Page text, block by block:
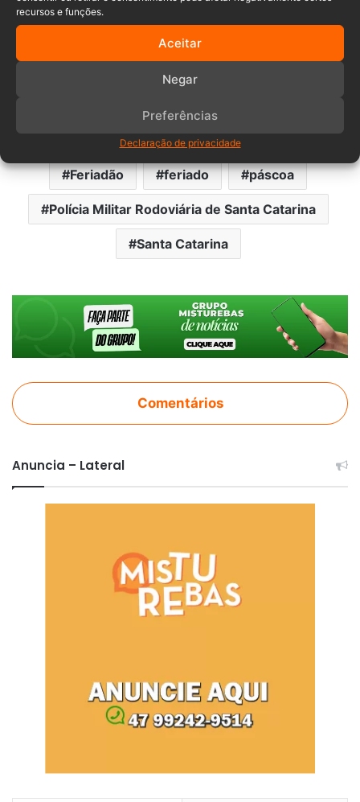
recursos e funções.
Aceitar
Negar
Preferências
Declaração de privacidade
Da mesma forma, solicitamos aos condutores que
redobrem a atenção, principalmente no período noturno,
nos trechos onde há grande movimentação de pessoas
nos acostamentos, bem como nos locais com trânsito
intenso de bicicletas e motocicletas.
Feriadão feriado páscoa
Polícia Militar Rodoviária de Santa Catarina
Santa Catarina
Comentários
Anuncia – Lateral